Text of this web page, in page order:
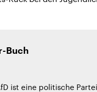
Buch
ist eine politische